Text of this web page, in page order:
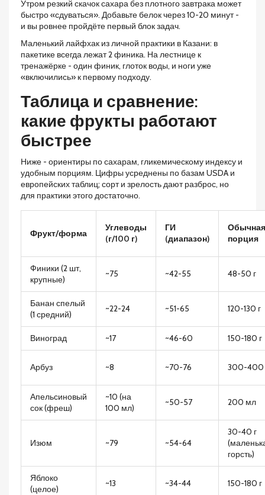
Утром резкий скачок сахара без плотного завтрака может
быстро «сдуваться». Добавьте белок через 10-20 минут -
и вы ровнее пройдёте первый блок задач.
Маленький лайфхак из личной практики в Казани: в
пакетике всегда лежат 2 финика. На лестнице к
тренажёрке - один финик, глоток воды, и ноги уже
«включились» к первому подходу.
Таблица и сравнение:
какие фрукты работают
быстрее
Ниже - ориентиры по сахарам, гликемическому индексу и
удобным порциям. Цифры усреднены по базам USDA и
европейских таблиц; сорт и зрелость дают разброс, но
для практики этого достаточно.
Фрукт/форма
Углеводы
(г/100 г)
ГИ
(диапазон)
Обычная
порция
Финики (2 шт,
крупные)
~75 ~42-55 48-50 г
Банан спелый
(1 средний)
~22-24 ~51-65 120-130 г
Виноград ~17 ~46-60 150-180 г
Арбуз ~8 ~70-76 300-400
Апельсиновый
сок (фреш)
~10 (на
100 мл)
~50-57 200 мл
Изюм ~79 ~54-64
30-40 г
горсть)
Яблоко
(целое)
~13 ~34-44 150-180 г